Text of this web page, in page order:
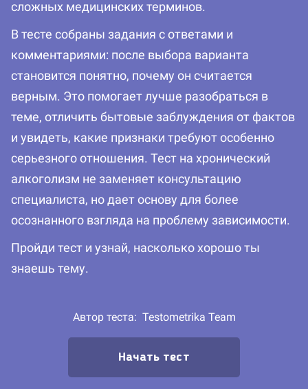
сложных медицинских терминов.
В тесте собраны задания с ответами и
комментариями: после выбора варианта
становится понятно, почему он считается
верным. Это помогает лучше разобраться в
теме, отличить бытовые заблуждения от фактов
и увидеть, какие признаки требуют особенно
серьезного отношения. Тест на хронический
алкоголизм не заменяет консультацию
специалиста, но дает основу для более
осознанного взгляда на проблему зависимости.
Пройди тест и узнай, насколько хорошо ты
знаешь тему.
Автор теста: Testometrika Team
Начать тест